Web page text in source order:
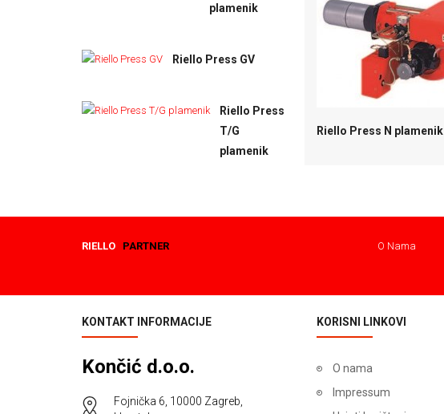
plamenik
Riello Press GV
Riello Press
T/G
plamenik
Riello Press N plamenik
RIELLO PARTNER O Nama
KONTAKT INFORMACIJE
Končić d.o.o.
Fojnička 6, 10000 Zagreb,
KORISNI LINKOVI
O nama
Impressum